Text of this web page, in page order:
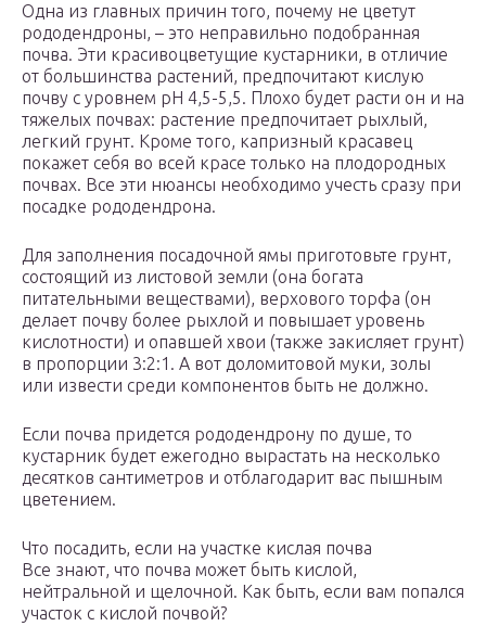
Одна из главных причин того, почему не цветут
рододендроны, – это неправильно подобранная
почва. Эти красивоцветущие кустарники, в отличие
от большинства растений, предпочитают кислую
почву с уровнем pH 4,5-5,5. Плохо будет расти он и на
тяжелых почвах: растение предпочитает рыхлый,
легкий грунт. Кроме того, капризный красавец
покажет себя во всей красе только на плодородных
почвах. Все эти нюансы необходимо учесть сразу при
посадке рододендрона.
Для заполнения посадочной ямы приготовьте грунт,
состоящий из листовой земли (она богата
питательными веществами), верхового торфа (он
делает почву более рыхлой и повышает уровень
кислотности) и опавшей хвои (также закисляет грунт)
в пропорции 3:2:1. А вот доломитовой муки, золы
или извести среди компонентов быть не должно.
Если почва придется рододендрону по душе, то
кустарник будет ежегодно вырастать на несколько
десятков сантиметров и отблагодарит вас пышным
цветением.
Что посадить, если на участке кислая почва
Все знают, что почва может быть кислой,
нейтральной и щелочной. Как быть, если вам попался
участок с кислой почвой?